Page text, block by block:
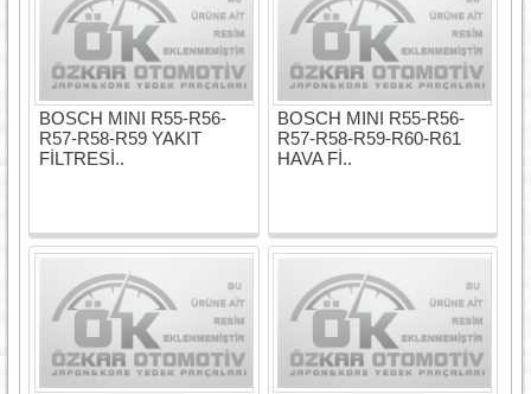
BOSCH MINI R55-R56-
R57-R58-R59 YAKIT
FİLTRESİ..
BOSCH MINI R55-R56-
R57-R58-R59-R60-R61
HAVA Fİ..